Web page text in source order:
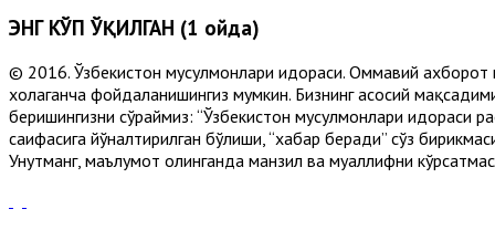
ЭНГ КЎП ЎҚИЛГАН (1 ойда)
© 2016. Ўзбекистон мусулмонлари идораси. Оммавий ахборот
хоҳлаганча фойдаланишингиз мумкин. Бизнинг асосий
беришингизни сўраймиз: “Ўзбекистон мусулмонлари идораси
саҳифасига йўналтирилган бўлиши, “хабар беради” сўз
Унутманг, маълумот олинганда манзил ва муаллифни